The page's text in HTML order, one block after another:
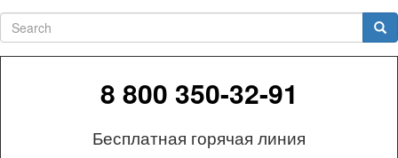
Search
8 800 350-32-91
Бесплатная горячая линия